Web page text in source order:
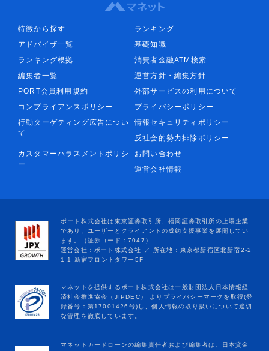
特徴から探す
ランキング
アドバイザ一覧
基礎知識
ランキング根拠
消費者金融ATM検索
編集者一覧
運営方針・編集方針
PORT会員利用規約
外部サービスの利用について
コンプライアンスポリシー
プライバシーポリシー
行動ターゲティング広告につい
て
情報セキュリティポリシー
反社会的勢力排除ポリシー
カスタマーハラスメントポリシ
ー
お問い合わせ
運営会社情報
マネットカードローンの編集責任者および編集者は、日本貸金